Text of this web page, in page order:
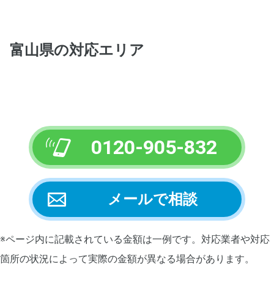
富山県の対応エリア
0120-905-832
メールで相談
※ページ内に記載されている金額は一例です。対応業者や対応
箇所の状況によって実際の金額が異なる場合があります。